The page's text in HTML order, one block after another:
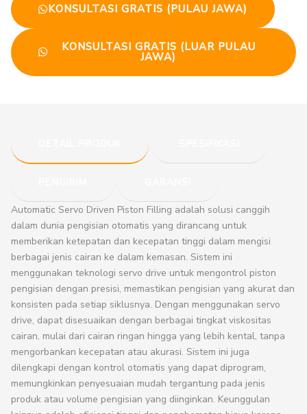
KONSULTASI GRATIS (PULAU JAWA)
KONSULTASI GRATIS (LUAR PULAU
JAWA)
Automatic Servo Driven Piston Filling adalah solusi canggih
dalam dunia pengisian otomatis yang dirancang untuk
memberikan ketepatan dan kecepatan tinggi dalam mengisi
berbagai jenis cairan ke dalam kemasan. Sistem ini
menggunakan teknologi servo drive untuk mengontrol piston
pengisian dengan presisi, memastikan pengisian yang akurat dan
konsisten pada setiap siklusnya. Dengan menggunakan servo
drive, dapat disesuaikan dengan berbagai tingkat viskositas
cairan, mulai dari cairan ringan hingga yang lebih kental, tanpa
mengorbankan kecepatan atau akurasi. Sistem ini juga
dilengkapi dengan kontrol otomatis yang dapat diprogram,
memungkinkan penyesuaian mudah tergantung pada jenis
produk atau volume pengisian yang diinginkan. Keunggulan